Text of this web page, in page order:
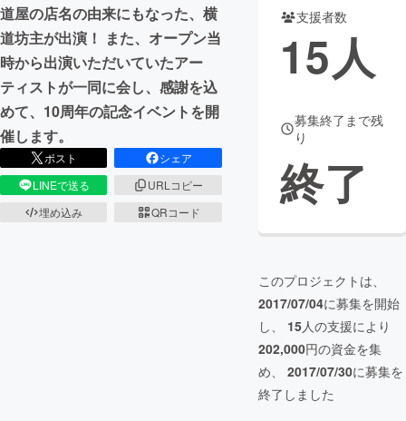
道屋の店名の由来にもなった、横
道坊主が出演！ また、オープン当
時から出演いただいていたアー
ティストが一同に会し、感謝を込
めて、10周年の記念イベントを開
催します。
ポスト
シェア
LINEで送る
URLコピー
埋め込み
QRコード
支援者数
15人
募集終了まで残
り
終了
このプロジェクトは、
2017/07/04に募集を開始
し、 15人の支援により
202,000円の資金を集
め、 2017/07/30に募集を
終了しました